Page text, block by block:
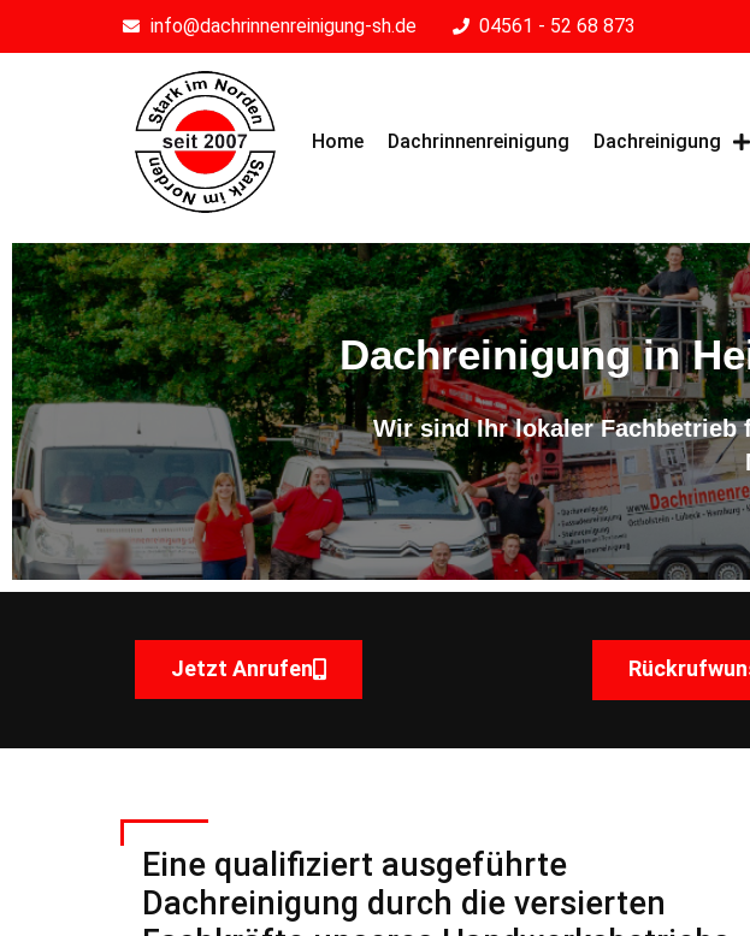
info@dachrinnenreinigung-sh.de 04561 - 52 68 873
Home Dachrinnenreinigung Dachreinigung
Dachreinigung in
Wir sind Ihr lokaler Fachbetrieb
Jetzt Anrufen
Eine qualifiziert ausgeführte
Dachreinigung durch die versierten